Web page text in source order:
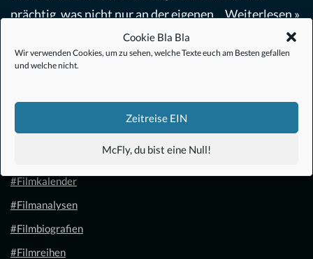
Cookie Bla Bla
Wir verwenden Cookies, um zu sehen, welche Texte euch am Besten gefallen
und welche nicht.
Zeitreise EIN
McFly, du bist eine Null!
prächtig, was nicht nur an der eigenen… Weiterlesen »
#Anime
#Filmkalender
#Filmanalysen
#Filmbiografien
#Filmreihen